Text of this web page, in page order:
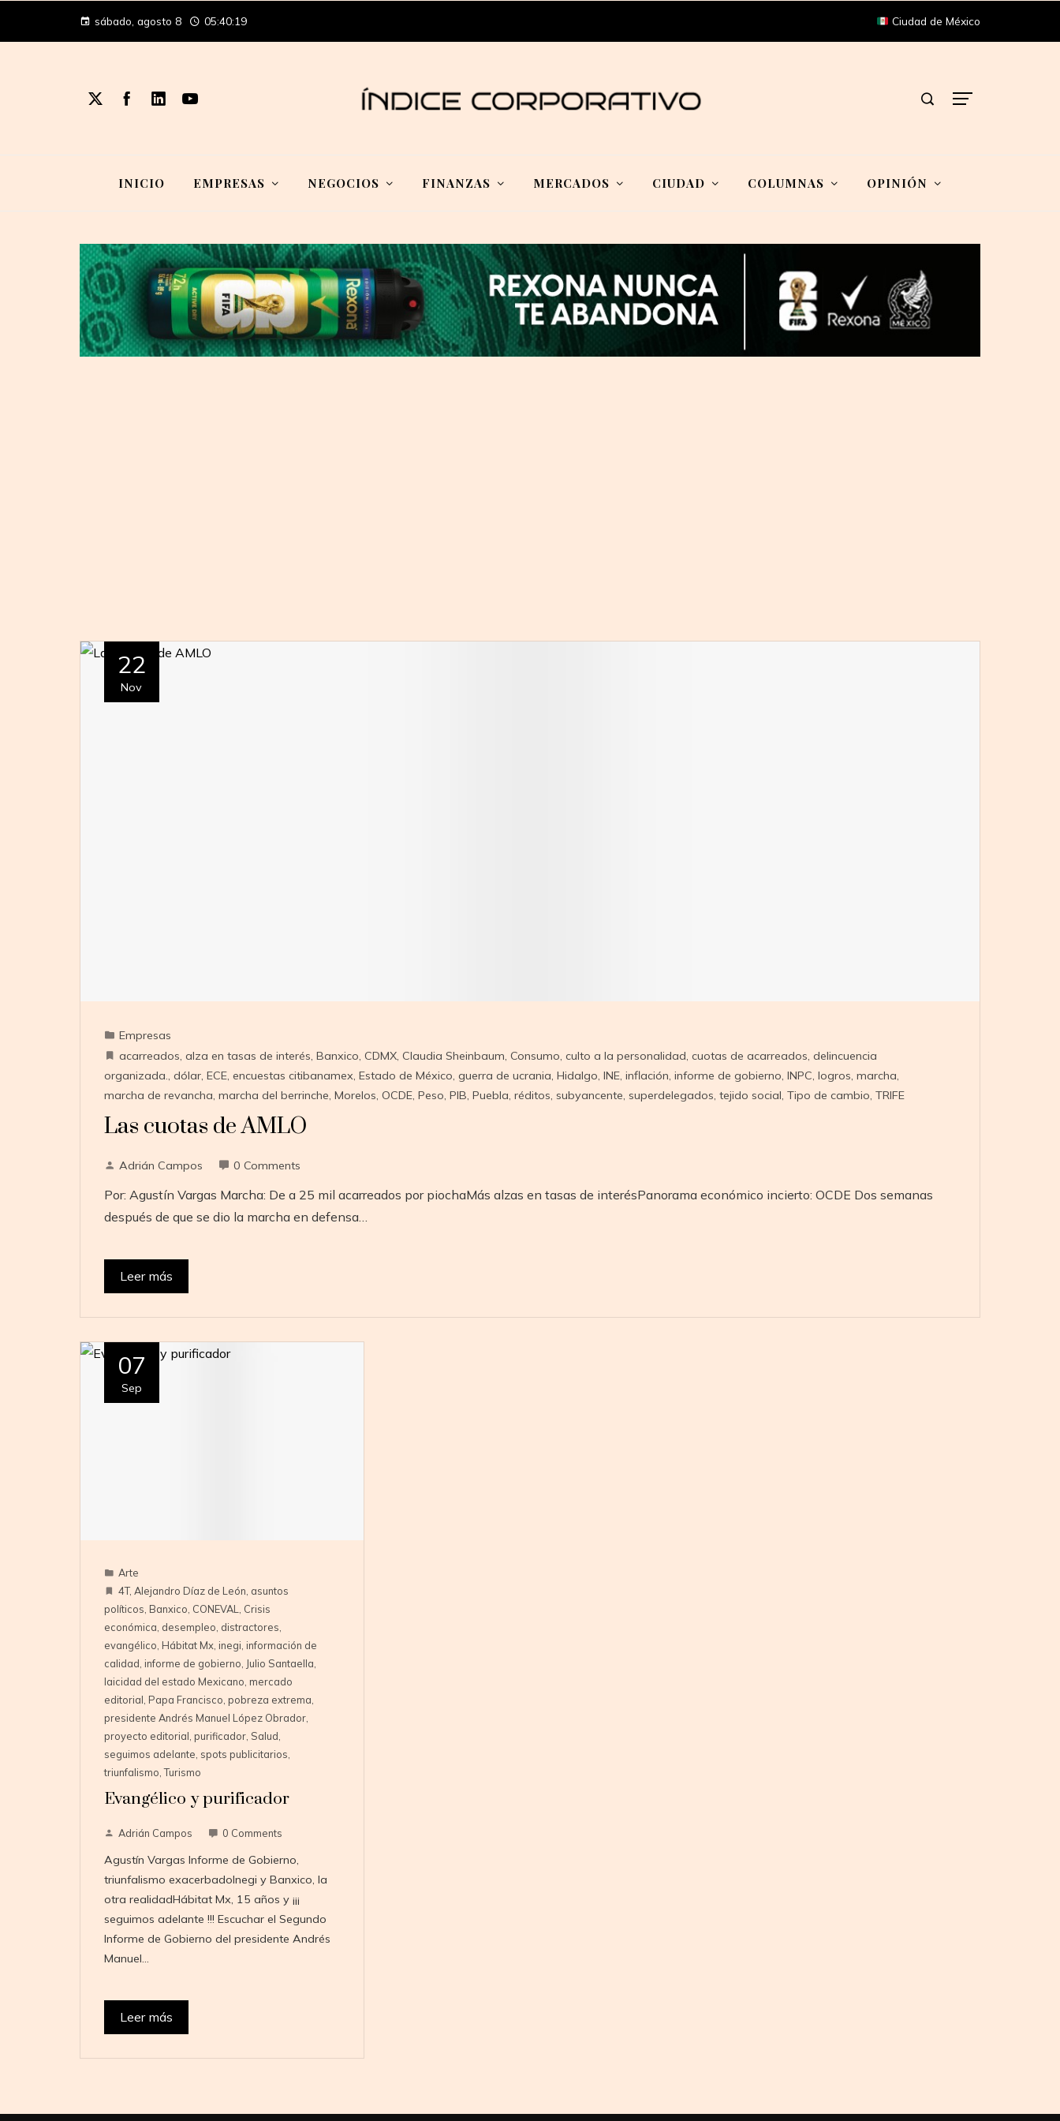
sábado, agosto 8 05:40:20 Ciudad de México
INICIO EMPRESAS NEGOCIOS FINANZAS MERCADOS CIUDAD COLUMNAS OPINIÓN
22
Nov
Empresas
acarreados, alza en tasas de interés, Banxico, CDMX, Claudia Sheinbaum, Consumo, culto a la personalidad, cuotas de acarreados, delincuencia
organizada., dólar, ECE, encuestas citibanamex, Estado de México, guerra de ucrania, Hidalgo, INE, inflación, informe de gobierno, INPC, logros, marcha,
marcha de revancha, marcha del berrinche, Morelos, OCDE, Peso, PIB, Puebla, réditos, subyancente, superdelegados, tejido social, Tipo de cambio, TRIFE
Las cuotas de AMLO
Adrián Campos 0 Comments
Por: Agustín Vargas Marcha: De a 25 mil acarreados por piochaMás alzas en tasas de interésPanorama económico incierto: OCDE Dos semanas
después de que se dio la marcha en defensa…
Leer más
07
Sep
Arte
4T, Alejandro Díaz de León asuntos
políticos Banxico CONEVAL
Crisis
económica desempleo distractores
evangélico Hábitat Mx, inegi información de
calidad informe de gobierno Julio Santaella
laicidad del estado Mexicano mercado
editorial Papa Francisco pobreza extrema
presidente Andrés Manuel López Obrador,
proyecto editorial purificador, Salud
seguimos adelante spots publicitarios
triunfalismo ,Turismo
Evangélico y purificador
Adrián Campos 0 Comments
Agustín Vargas Informe de Gobierno,
triunfalismo exacerbadoInegi y Banxico, la
otra realidadHábitat Mx, 15 años y ¡¡¡
seguimos adelante !!! Escuchar el Segundo
Informe de Gobierno del presidente Andrés
Manuel…
Leer más